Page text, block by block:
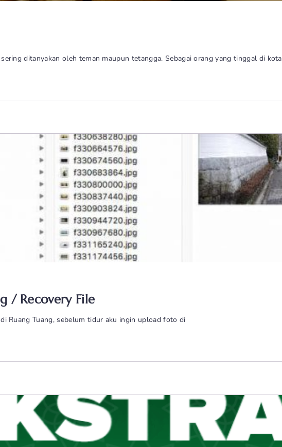
ditanyakan oleh teman maupun tetangga. Sebagai orang yang tinggal di kota
/ Recovery File
Ruang Tuang, sebelum tidur aku ingin upload foto di